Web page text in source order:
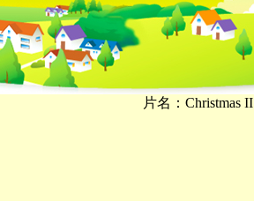
片名：Christmas II